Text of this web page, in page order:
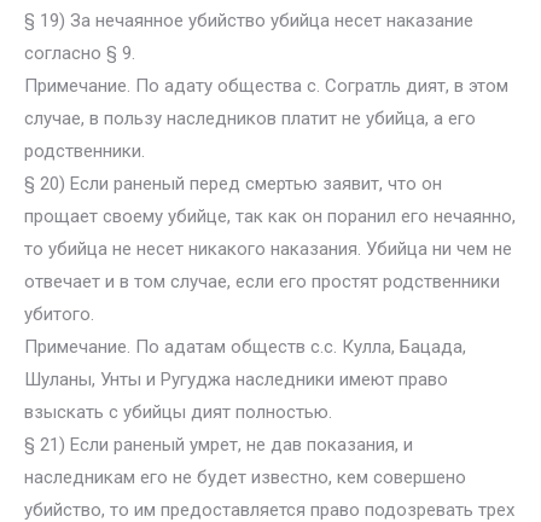
§ 19) За нечаянное убийство убийца несет наказание
согласно § 9.
Примечание. По адату общества с. Согратль дият, в этом
случае, в пользу наследников платит не убийца, а его
родственники.
§ 20) Если раненый перед смертью заявит, что он
прощает своему убийце, так как он поранил его нечаянно,
то убийца не несет никакого наказания. Убийца ни чем не
отвечает и в том случае, если его простят родственники
убитого.
Примечание. По адатам обществ с.с. Кулла, Бацада,
Шуланы, Унты и Ругуджа наследники имеют право
взыскать с убийцы дият полностью.
§ 21) Если раненый умрет, не дав показания, и
наследникам его не будет известно, кем совершено
убийство, то им предоставляется право подозревать трех